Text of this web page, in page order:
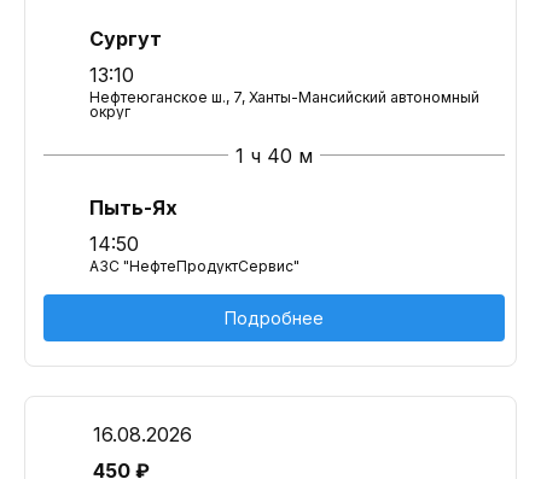
Сургут
13:10
Нефтеюганское ш., 7, Ханты-Мансийский автономный
округ
1 ч 40 м
Пыть-Ях
14:50
АЗС "НефтеПродуктСервис"
Подробнее
16.08.2026
450 ₽